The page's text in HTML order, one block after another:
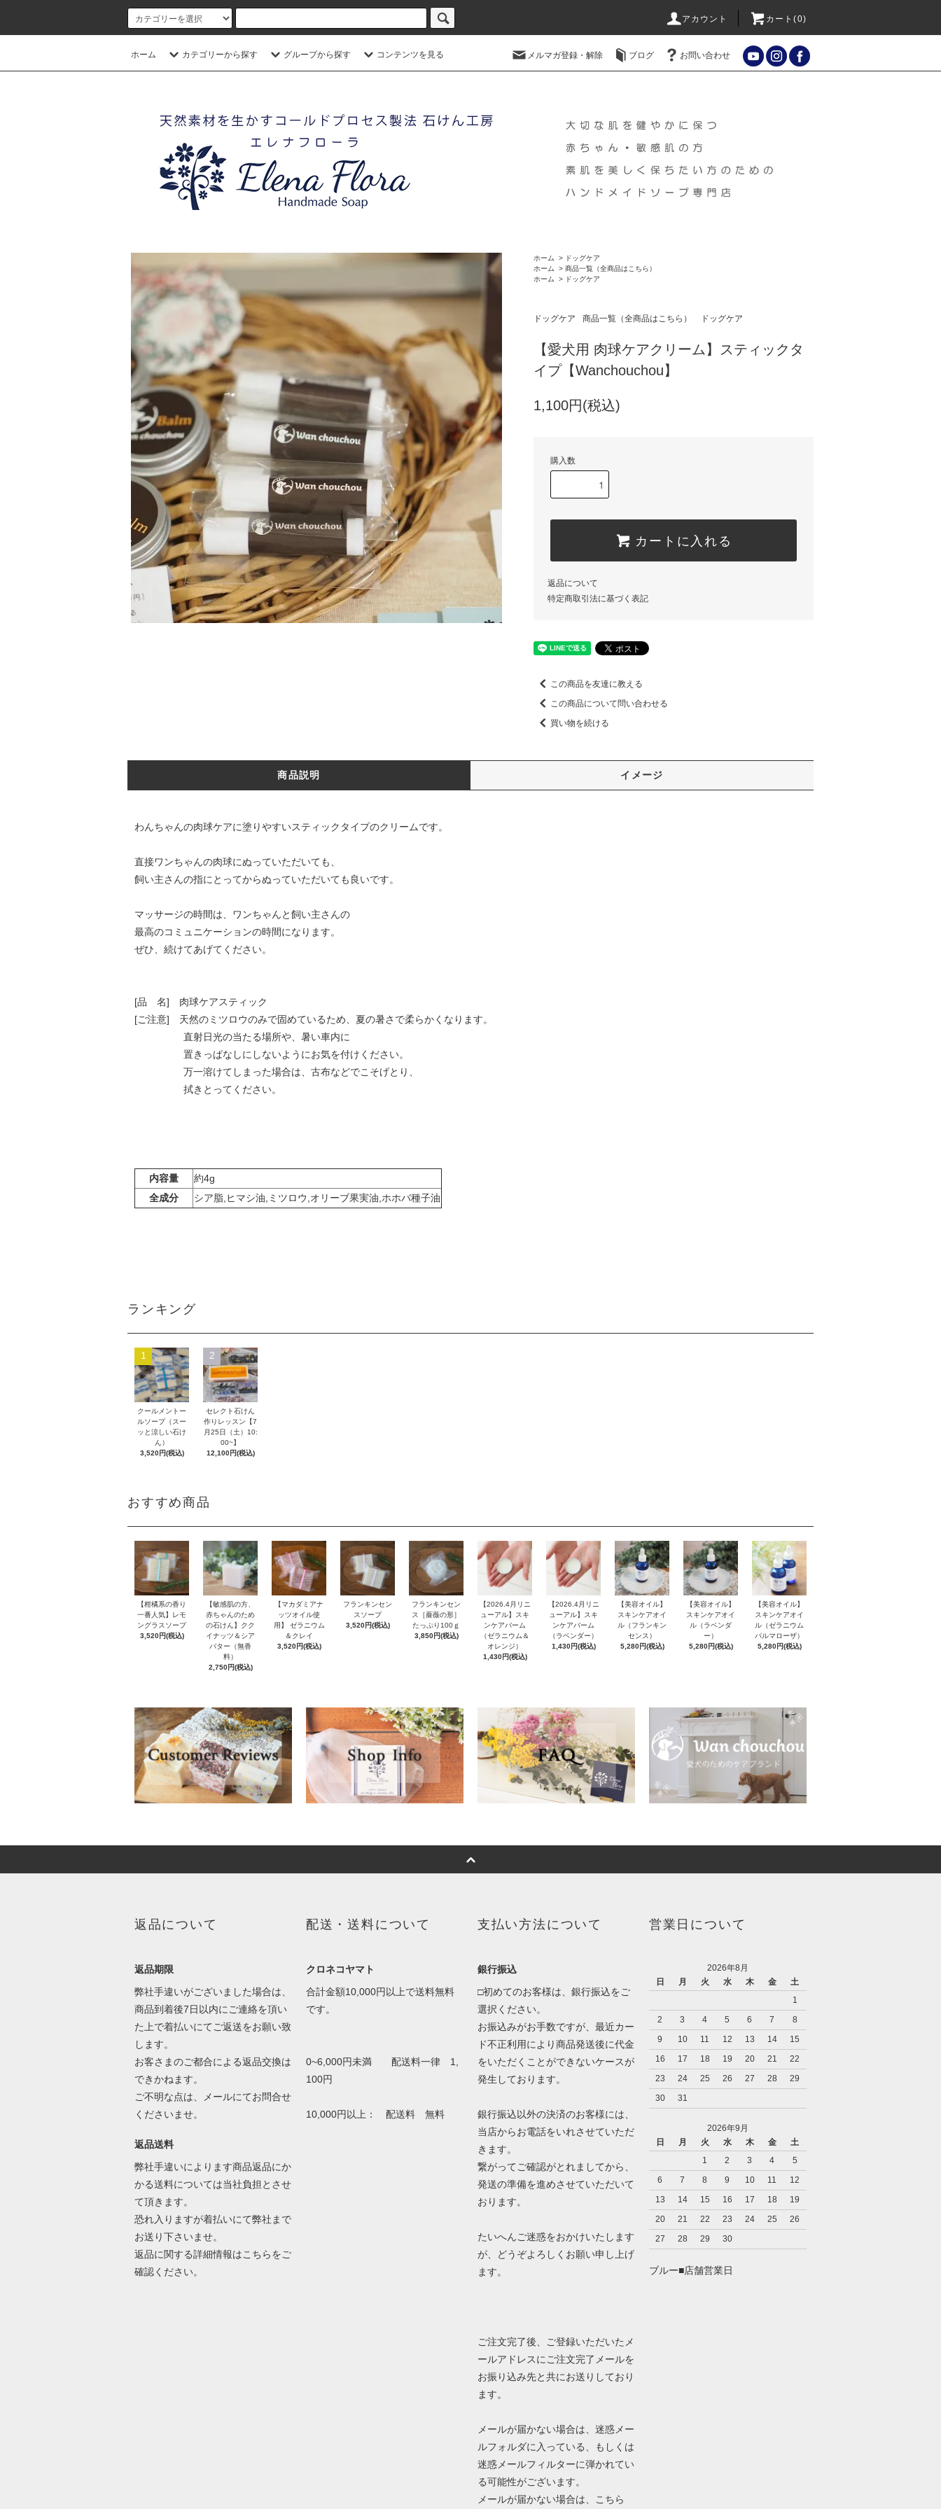
アカウント カート(0)
ホーム カテゴリーから探す グループから探す コンテンツを見る メルマガ登録・解除 ブログ お問い合わせ
ホーム > ドッグケア
ホーム
> 商品一覧（全商品はこちら）
ホーム
> ドッグケア
ドッグケア 商品一覧（全商品はこちら） ドッグケア
【愛犬用 肉球ケアクリーム】スティックタ
イプ【Wanchouchou】
1,100円(税込)
購入数
カートに入れる
返品について
特定商取引法に基づく表記
この商品を友達に教える
この商品について問い合わせる
買い物を続ける
商品説明 イメージ
わんちゃんの肉球ケアに塗りやすいスティックタイプのクリームです。
直接ワンちゃんの肉球にぬっていただいても、
飼い主さんの指にとってからぬっていただいても良いです。
マッサージの時間は、ワンちゃんと飼い主さんの
最高のコミュニケーションの時間になります。
ぜひ、続けてあげてください。
[品 名] 肉球ケアスティック
[ご注意] 天然のミツロウのみで固めているため、夏の暑さで柔らかくなります。
直射日光の当たる場所や、暑い車内に
置きっぱなしにしないようにお気を付けください。
万一溶けてしまった場合は、古布などでこそげとり、
拭きとってください。
内容量
約4g
全成分
シア脂,ヒマシ油,ミツロウ,オリーブ果実油,ホホバ種子油
ランキング
1
クールメントー
ルソープ（スー
ッと涼しい石け
ん）
3,520円(税込)
2
セレクト石けん
作りレッスン【7
月25日（土）10:
00~】
12,100円(税込)
おすすめ商品
【柑橘系の香り
一番人気】レモ
ングラスソープ
3,520円(税込)
【敏感肌の方、
赤ちゃんのため
の石けん】クク
イナッツ＆シア
バター（無香
料）
2,750円(税込)
【マカダミアナ
ッツオイル使
用】 ゼラニウム
＆クレイ
3,520円(税込)
フランキンセン
スソープ
3,520円(税込)
フランキンセン
ス［薔薇の形］
たっぷり100ｇ
3,850円(税込)
【2026.4月リニ
ューアル】スキ
ンケアバーム
（ゼラニウム＆
オレンジ）
1,430円(税込)
【2026.4月リニ
ューアル】スキ
ンケアバーム
（ラベンダー）
1,430円(税込)
【美容オイル】
スキンケアオイ
ル（フランキン
センス）
5,280円(税込)
【美容オイル】
スキンケアオイ
ル（ラベンダ
ー）
5,280円(税込)
【美容オイル】
スキンケアオイ
ル（ゼラニウム
パルマローザ）
5,280円(税込)
返品について
返品期限
弊社手違いがございました場合は、
商品到着後7日以内にご連絡を頂い
た上で着払いにてご返送をお願い致
します。
お客さまのご都合による返品交換は
できかねます。
ご不明な点は、メールにてお問合せ
くださいませ。
返品送料
弊社手違いによります商品返品にか
かる送料については当社負担とさせ
て頂きます。
恐れ入りますが着払いにて弊社まで
お送り下さいませ。
返品に関する詳細情報はこちらをご
確認ください。
配送・送料について
クロネコヤマト
合計金額10,000円以上で送料無料
です。
0~6,000円未満 配送料一律 1,
100円
10,000円以上： 配送料 無料
支払い方法について
銀行振込
□初めてのお客様は、銀行振込をご
選択ください。
お振込みがお手数ですが、最近カー
ド不正利用により商品発送後に代金
をいただくことができないケースが
発生しております。
銀行振込以外の決済のお客様には、
当店からお電話をいれさせていただ
きます。
繋がってご確認がとれましてから、
発送の準備を進めさせていただいて
おります。
たいへんご迷惑をおかけいたします
が、どうぞよろしくお願い申し上げ
ます。
ご注文完了後、ご登録いただいたメ
ールアドレスにご注文完了メールを
お振り込み先と共にお送りしており
ます。
メールが届かない場合は、迷惑メー
ルフォルダに入っている、もしくは
迷惑メールフィルターに弾かれてい
る可能性がございます。
メールが届かない場合は、 こちら
営業日について
2026年8月
日
月 火 水 木 金
土
1
2
3 4 5 6 7
8
9
10 11 12 13 14
15
16
17 18 19 20 21
22
23
24 25 26 27 28
29
30
31
2026年9月
日
月 火 水 木 金
土
1
2 3 4
5
6
7 8 9 10 11
12
13
14 15 16 17 18
19
20
21 22 23 24 25
26
27
28 29 30
ブルー■店舗営業日